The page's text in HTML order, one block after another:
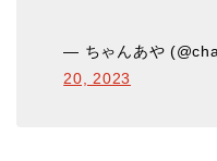
— ちゃんあや
20, 2023